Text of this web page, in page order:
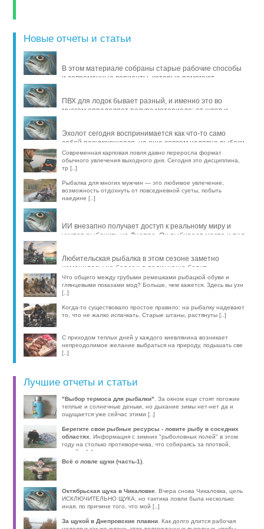
Новые отчеты и статьи
В этом материале собраны старые рабочие способы
и современные варианты, которые помогают
ПВХ для лодок бывает разный, и именно это во
многом определяет ресурс материала: от швов и
Эхолот сегодня воспринимается как что-то само
собой разумеющееся, но еще совсем недавно рыбаки
обходились б [..]
Современная карповая ловля давно переросла формат
обычного увлечения выходного дня. Сегодня это дисциплина,
тр [..]
Рыбалка для многих мужчин — это любимое увлечение,
возможность отдохнуть от повседневной суеты, побыть
наедине [..]
ИИ внезапно получает доступ к реальному миру и
учится рыбачить на Днепре. Он выбирает место и вид
Любительская рыбалка в этом сезоне заметно
изменилась: на берег и в лодку чаще берут
компактные эхолоты, об [..]
Что общего между грубыми ремешками рыбацкой обуви и
глянцевыми показами мод? Больше, чем кажется. Здесь вы узн
[..]
Когда-то существовало простое правило: на рыбалку надевают
то, что не жалко испачкать. Старые штаны, растянуты [..]
С приходом теплых дней у каждого киевлянина возникает
непреодолимое желание выбраться на природу, подышать све
[..]
Лучшие отчеты и статьи
"Выбор термоса для рыбалки". За окном еще стоят погожие
теплые и солнечные деньки, но дыхание зимы нет-нет да и
ощущается уже сейчас этими [..]
Берегите свои рыбные ресурсы - ловите рыбу в соседних
областях
. Информация с зимних "рыболовных полей" в этом
году на столько противоречива, что собираясь за плотвой,
волей-н [..]
Всё о ловле щуки (часть-1)
Октябрьская щука в Чикаловке. Вчера снова Чикаловка, цель
ИСКЛЮЧИТЕЛЬНО ЩУКА, но тактика ловли была несколько
иная, по причине того, что мой [..]
За щукой в Днепровские плавни . Как долго длится рабочая